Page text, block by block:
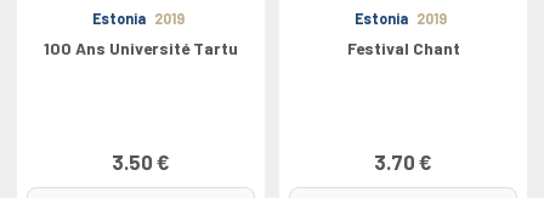
Estonia 2019
100 Ans Université Tartu
3.50 €
Estonia 2019
Festival Chant
3.70 €